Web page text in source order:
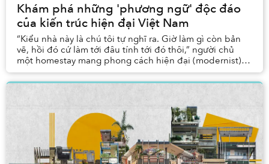
Khám phá những 'phương ngữ' độc đáo
của kiến ​​trúc hiện đại Việt Nam
“Kiểu nhà này là chú tôi tự nghĩ ra. Giờ làm gì còn bản
vẽ, hồi đó cứ làm tới đâu tính tới đó thôi,” người chủ
một homestay mang phong cách hiện đại (modernist) ở
Ninh Thuận kể với tôi. Chẳng cần đến ...